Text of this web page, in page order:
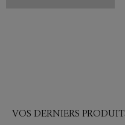
VOS DERNIERS